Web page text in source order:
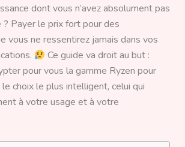
dont vous n’avez absolument pas
? Payer le prix fort pour des
vous ne ressentirez jamais dans vos
Ce guide va droit au but :
pour vous la gamme Ryzen pour
choix le plus intelligent, celui qui
à votre usage et à votre